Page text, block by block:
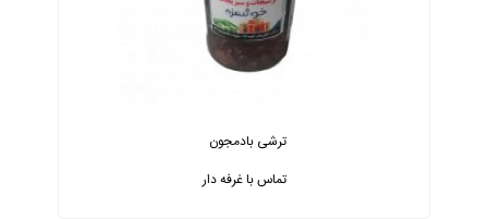
ترشی بادمجون
تماس با غرفه دار